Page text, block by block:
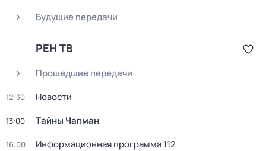
Будущие передачи
РЕН ТВ
Прошедшие передачи
12:30 Новости
13:00 Тaйны Чапман
16:00 Информационная программа 112